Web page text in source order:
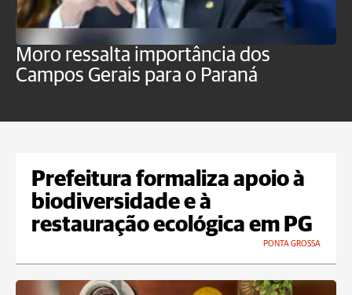
Moro ressalta importância dos
Campos Gerais para o Paraná
Prefeitura formaliza apoio à
biodiversidade e à
restauração ecológica em PG
PONTA GROSSA